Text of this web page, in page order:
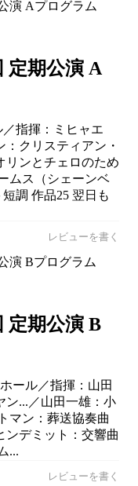
定期公演 A
指揮：ミヒャエ
クリスティアン・
リンとチェロのため
ムス（シェーンベ
調 作品25 翌日も
レビューを書く
定期公演 B
ール／指揮：山田
ン...／山田一雄：小
マン：葬送協奏曲
ンデミット：交響曲
...
レビューを書く